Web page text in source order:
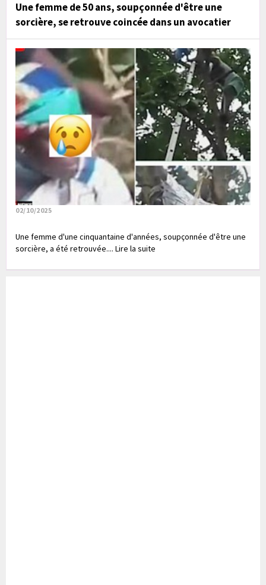
Une femme de 50 ans, soupçonnée d'être une
sorcière, se retrouve coincée dans un avocatier
02/10/2025
Une femme d'une cinquantaine d'années, soupçonnée d'être une
sorcière, a été retrouvée.... Lire la suite